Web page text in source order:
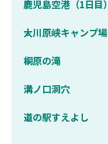
鹿児島空港（1日目）
大川原峡キャンプ場
桐原の滝
溝ノ口洞穴
道の駅すえよし